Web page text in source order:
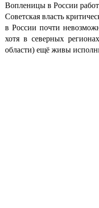
Вопленицы в России
Советская власть
в России почти
хотя в северных
области) ещё живы